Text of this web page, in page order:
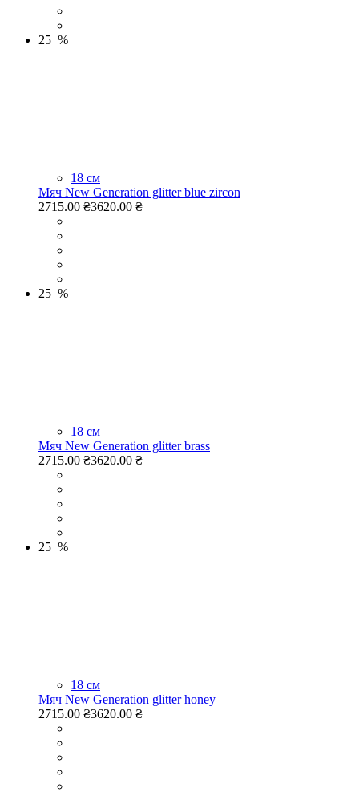
25 %
18 см
Мяч New Generation glitter blue zircon
2715.00 ₴3620.00 ₴
25 %
18 см
Мяч New Generation glitter brass
2715.00 ₴3620.00 ₴
25 %
18 см
Мяч New Generation glitter honey
2715.00 ₴3620.00 ₴